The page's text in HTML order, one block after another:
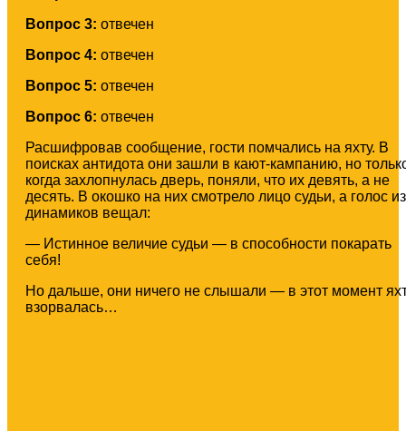
Вопрос 3: отвечен
Вопрос 4: отвечен
Вопрос 5: отвечен
Вопрос 6: отвечен
Расшифровав сообщение, гости помчались на яхту. В
поисках антидота они зашли в кают-кампанию, но
когда захлопнулась дверь, поняли, что их девять, а не
десять. В окошко на них смотрело лицо судьи, а голос из
динамиков вещал:
— Истинное величие судьи — в способности покарать
себя!
Но дальше, они ничего не слышали — в этот момент
взорвалась…